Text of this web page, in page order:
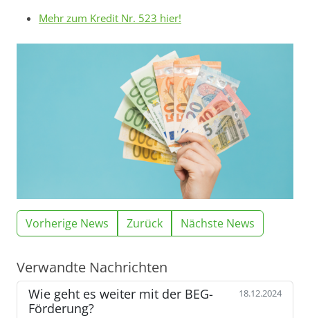
Mehr zum Kredit Nr. 523 hier!
Vorherige News Zurück Nächste News
Verwandte Nachrichten
Wie geht es weiter mit der BEG-
Förderung?
18.12.2024